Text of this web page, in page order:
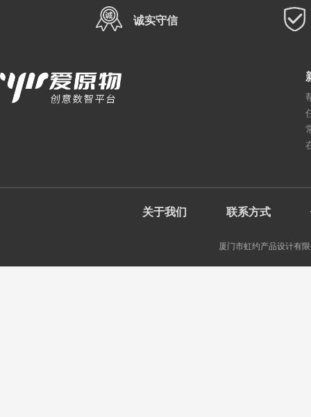
诚实守信
关于我们 联系方式
厦门市虹约产品设计有